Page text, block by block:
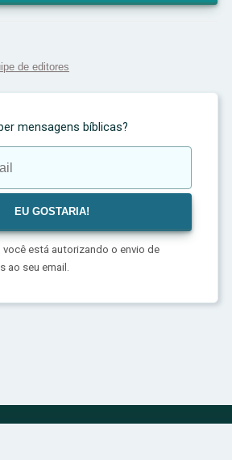
de editores
mensagens bíblicas?
está autorizando o envio de
ao seu email.